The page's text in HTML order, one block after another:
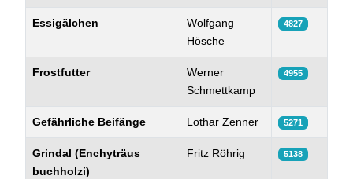
Essigälchen
Wolfgang
Hösche
4827
Frostfutter
Werner
Schmettkamp
4955
Gefährliche Beifänge Lothar Zenner 5271
Grindal (Enchyträus
buchholzi)
Fritz Röhrig 5138